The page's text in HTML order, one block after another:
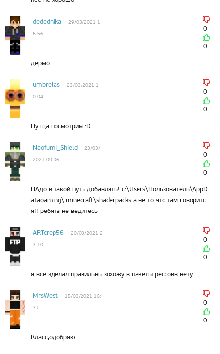
dedednika
29/03/2021 1
6:56
0
0
дермо
umbrelas
23/03/2021 1
0:04
0
0
Ну ща посмотрим :D
Naofumi_Shield
23/03/
2021 09:36
0
0
НАдо в такой путь добавлять! c:\Users\Пользователь\AppD
ataoaming\.minecraft\shaderpacks а не то что там говоритс
я!! ребята не ведитесь
ARTcrep56
20/03/2021 2
3:10
0
0
я всё зделал правильнь зохожу в пакеты рессовв нету
MrsWest
15/03/2021 16:
31
0
0
Класс,одобряю